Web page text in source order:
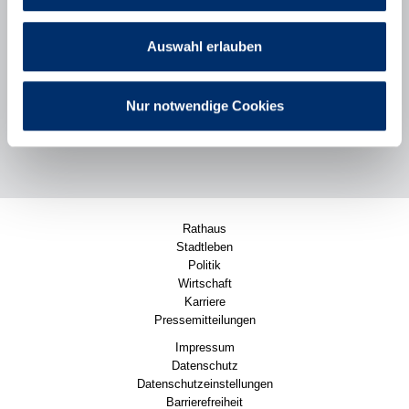
Auswahl erlauben
Nur notwendige Cookies
Bürgerbeteiligung
Nachricht senden
Rathaus
Stadtleben
Politik
Wirtschaft
Karriere
Pressemitteilungen
Impressum
Datenschutz
Datenschutzeinstellungen
Barrierefreiheit